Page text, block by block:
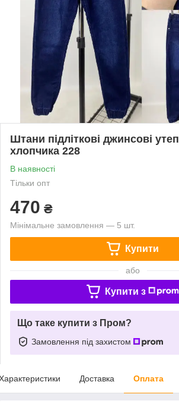
Штани підліткові джинсові
хлопчика 228
В наявності
Тільки опт
470 ₴
Мінімальне замовлення — 5 шт.
Купити
або
Купити з
Що таке купити з Пром?
Замовлення під захистом
Доставка Оплата